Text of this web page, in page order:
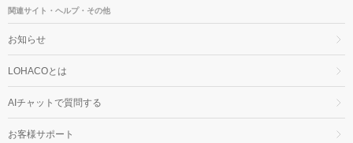
関連サイト・ヘルプ・その他
お知らせ
LOHACOとは
AIチャットで質問する
お客様サポート